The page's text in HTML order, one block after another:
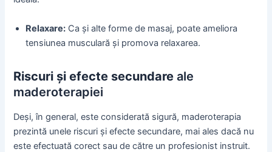
Relaxare: Ca și alte forme de masaj, poate ameliora
tensiunea musculară și promova relaxarea.
Riscuri și efecte secundare ale
maderoterapiei
Deși, în general, este considerată sigură, maderoterapia
prezintă unele riscuri și efecte secundare, mai ales dacă nu
este efectuată corect sau de către un profesionist instruit.